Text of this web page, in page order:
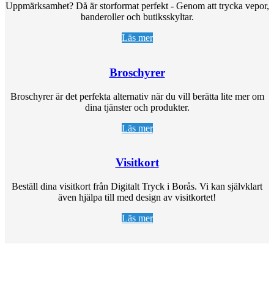
Uppmärksamhet? Då är storformat perfekt - Genom att trycka vepor,
banderoller och butiksskyltar.
Läs mer
Broschyrer
Broschyrer är det perfekta alternativ när du vill berätta lite mer om
dina tjänster och produkter.
Läs mer
Visitkort
Beställ dina visitkort från Digitalt Tryck i Borås. Vi kan självklart
även hjälpa till med design av visitkortet!
Läs mer